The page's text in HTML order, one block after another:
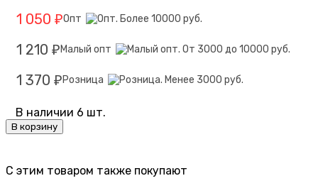
1 050 ₽Опт
1 210 ₽ Малый опт
1 370 ₽ Розница
В наличии 6 шт.
В корзину
C этим товаром также покупают